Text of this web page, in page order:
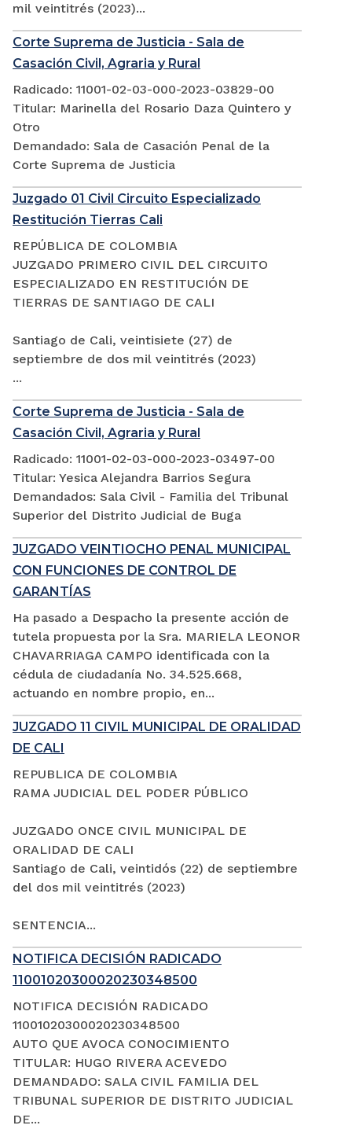
mil veintitrés (2023)...
Corte Suprema de Justicia - Sala de
Casación Civil, Agraria y Rural
Radicado: 11001-02-03-000-2023-03829-00
Titular: Marinella del Rosario Daza Quintero y
Otro
Demandado: Sala de Casación Penal de la
Corte Suprema de Justicia
Juzgado 01 Civil Circuito Especializado
Restitución Tierras Cali
REPÚBLICA DE COLOMBIA
JUZGADO PRIMERO CIVIL DEL CIRCUITO
ESPECIALIZADO EN RESTITUCIÓN DE
TIERRAS DE SANTIAGO DE CALI
Santiago de Cali, veintisiete (27) de
septiembre de dos mil veintitrés (2023)
...
Corte Suprema de Justicia - Sala de
Casación Civil, Agraria y Rural
Radicado: 11001-02-03-000-2023-03497-00
Titular: Yesica Alejandra Barrios Segura
Demandados: Sala Civil - Familia del Tribunal
Superior del Distrito Judicial de Buga
JUZGADO VEINTIOCHO PENAL MUNICIPAL
CON FUNCIONES DE CONTROL DE
GARANTÍAS
Ha pasado a Despacho la presente acción de
tutela propuesta por la Sra. MARIELA LEONOR
CHAVARRIAGA CAMPO identificada con la
cédula de ciudadanía No. 34.525.668,
actuando en nombre propio, en...
JUZGADO 11 CIVIL MUNICIPAL DE ORALIDAD
DE CALI
REPUBLICA DE COLOMBIA
RAMA JUDICIAL DEL PODER PÚBLICO
JUZGADO ONCE CIVIL MUNICIPAL DE
ORALIDAD DE CALI
Santiago de Cali, veintidós (22) de septiembre
del dos mil veintitrés (2023)
SENTENCIA...
NOTIFICA DECISIÓN RADICADO
11001020300020230348500
NOTIFICA DECISIÓN RADICADO
11001020300020230348500
AUTO QUE AVOCA CONOCIMIENTO
TITULAR: HUGO RIVERA ACEVEDO
DEMANDADO: SALA CIVIL FAMILIA DEL
TRIBUNAL SUPERIOR DE DISTRITO JUDICIAL
DE...